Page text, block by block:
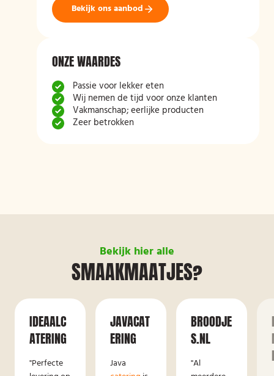
Bekijk ons aanbod
ONZE WAARDES
Passie voor lekker eten
Wij nemen de tijd voor onze klanten
Vakmanschap; eerlijke producten
Zeer betrokken
Bekijk hier alle
SMAAKMAATJES?
IDEAALC
ATERING
"Perfecte
JAVACAT
ERING
Java
BROODJE
S.NL
"Al